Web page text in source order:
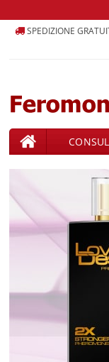
SPEDIZIONE